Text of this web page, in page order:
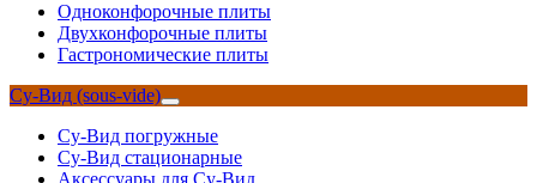
Одноконфорочные плиты
Двухконфорочные плиты
Гастрономические плиты
Су-Вид (sous-vide)
Су-Вид погружные
Су-Вид стационарные
Аксессуары для Су-Вид